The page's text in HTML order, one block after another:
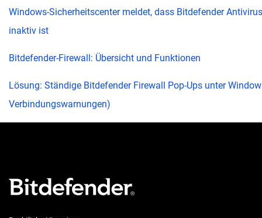
Windows-Sicherheitscenter meldet, dass Bitdefender
inaktiv ist
Bitdefender-Firewall: Übersicht und Funktionen
Lösung: Ständige Bitdefender Firewall Pop-Ups unter
Verbindungswarnungen)